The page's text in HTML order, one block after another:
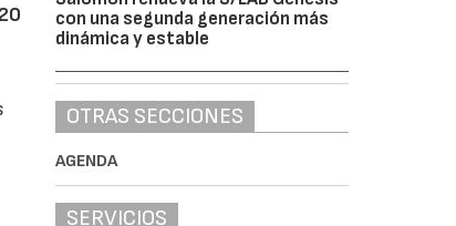
con una segunda generación más
dinámica y estable
OTRAS SECCIONES
AGENDA
SERVICIOS